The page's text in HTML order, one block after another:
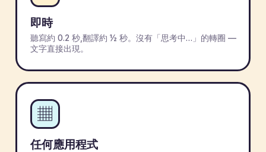
即時
聽寫約 0.2 秒,翻譯約 ½ 秒。沒有「思考中…」的轉圈 —
文字直接出現。
▦
任何應用程式